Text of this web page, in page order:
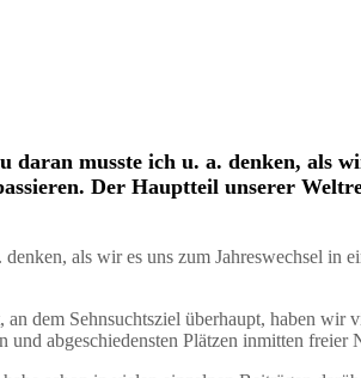
musste ich u. a. denken, als
Der Hauptteil unserer
als wir es uns zum Jahreswechsel in
dem Sehnsuchtsziel überhaupt, haben wir
abgeschiedensten Plätzen inmitten freier